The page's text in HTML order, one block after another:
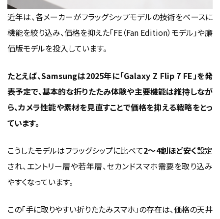
近年は、各メーカーがフラッグシップモデルの技術をベースに
機能を絞り込み、価格を抑えた「FE（Fan Edition）モデル」や廉
価版モデルを投入しています。
たとえば、Samsungは2025年に「Galaxy Z Flip 7 FE」を発
表予定で、基本的な折りたたみ体験や主要機能は維持しなが
ら、カメラ性能や素材を見直すことで価格を抑える戦略をとっ
ています。
こうしたモデルはフラッグシップに比べて2〜4割ほど安く設定
され、エントリー層や若年層、セカンドスマホ需要を取り込み
やすくなっています。
この「手に取りやすい折りたたみスマホ」の存在は、価格の天井